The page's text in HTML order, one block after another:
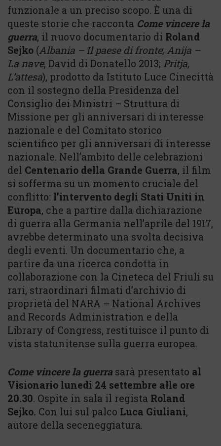
funzionale a un preciso scopo. È una di
queste storie che racconta Come vincere la
guerra, il nuovo documentario di Roland
Sejko (Albania – Il paese di fronte; Anija –
La nave, David di Donatello 2013; Pritja,
L’attesa), prodotto da Istituto Luce Cinecittà
con il sostegno della Presidenza del
Consiglio dei Ministri – Struttura di
Missione per gli anniversari di interesse
nazionale e del Comitato storico
scientifico per gli anniversari di interesse
nazionale. Nell’ambito delle celebrazioni
del Centenario della Grande Guerra, il film
si sofferma su un momento cruciale del
conflitto: l’intervento degli Stati Uniti in
Europa, che a partire dalla dichiarazione
di guerra alla Germania nell’aprile del 1917,
avrebbe determinato una svolta decisiva
degli eventi. Un documentario che, a
partire da una ricerca condotta in
collaborazione con la Cineteca del Friuli su
rari, straordinari filmati d’archivio di
proprietà del NARA – National Archives
and Records Administration e della
Library of Congress, restituisce il punto di
vista statunitense sulla guerra europea.
Come vincere la guerra sarà presentato al
Visionario lunedì 24 settembre alle ore
20.30. Ospite in sala il regista Roland
Sejko. Con lui sul palco Luca Giuliani,
autore della seceneggiatura.